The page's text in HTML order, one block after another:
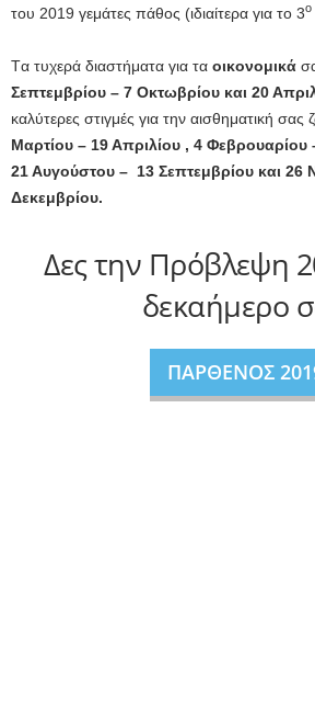
του 2019 γεμάτες πάθος (ιδιαίτερα για το 3ο
Tα τυχερά διαστήματα για τα οικονομικά
Σεπτεμβρίου – 7 Οκτωβρίου και 20
καλύτερες στιγμές για την αισθηματική σας
Μαρτίου – 19 Απριλίου , 4
21 Αυγούστου – 13 Σεπτεμβρίου και 26
Δεκεμβρίου.
Δες την Πρόβλεψη
δεκαήμερο
ΠΑΡΘΕΝΟΣ